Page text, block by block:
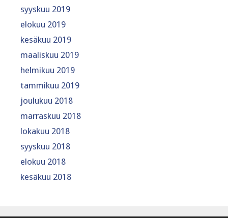
syyskuu 2019
elokuu 2019
kesäkuu 2019
maaliskuu 2019
helmikuu 2019
tammikuu 2019
joulukuu 2018
marraskuu 2018
lokakuu 2018
syyskuu 2018
elokuu 2018
kesäkuu 2018